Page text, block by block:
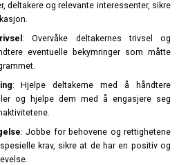
deltakere og relevante interessenter, sikre
: Overvåke deltakernes trivsel og
eventuelle bekymringer som måtte
: Hjelpe deltakerne med å håndtere
og hjelpe dem med å engasjere seg
: Jobbe for behovene og rettighetene
krav, sikre at de har en positiv og